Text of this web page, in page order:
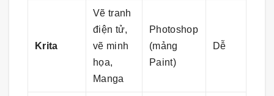
Krita
Vẽ tranh
điện tử,
vẽ minh
họa,
Manga
Photoshop
(mảng
Paint)
Dễ